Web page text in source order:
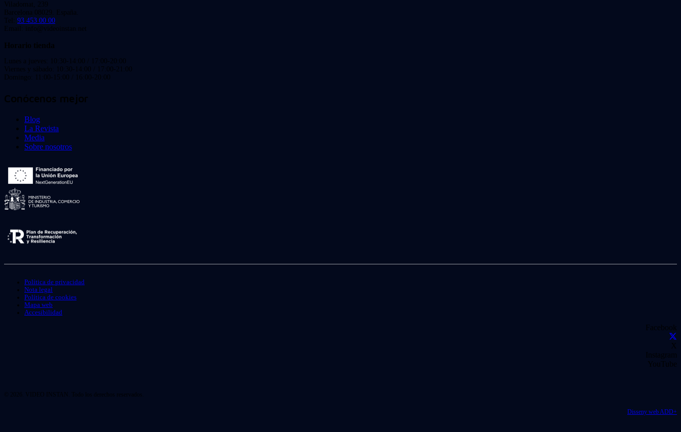
Viladomat, 239
Barcelona 08029. España.
Tel: 93 453 00 00
Email: info@videoinstan.net
Horario tienda
Lunes a jueves: 10:30-14:00 / 17:00-20:00
Viernes y sábado: 10:30-14:00 / 17:00-21:00
Domingo: 11:00-15:00 / 16:00-20:00
Conócenos mejor
Blog
La Revista
Media
Sobre nosotros
Política de privacidad
Nota legal
Política de cookies
Mapa web
Accesibilidad
Facebook
X
Instagram
YouTube
© 2026. VIDEO INSTAN. Todo los derechos reservados.
Disseny web ADD+